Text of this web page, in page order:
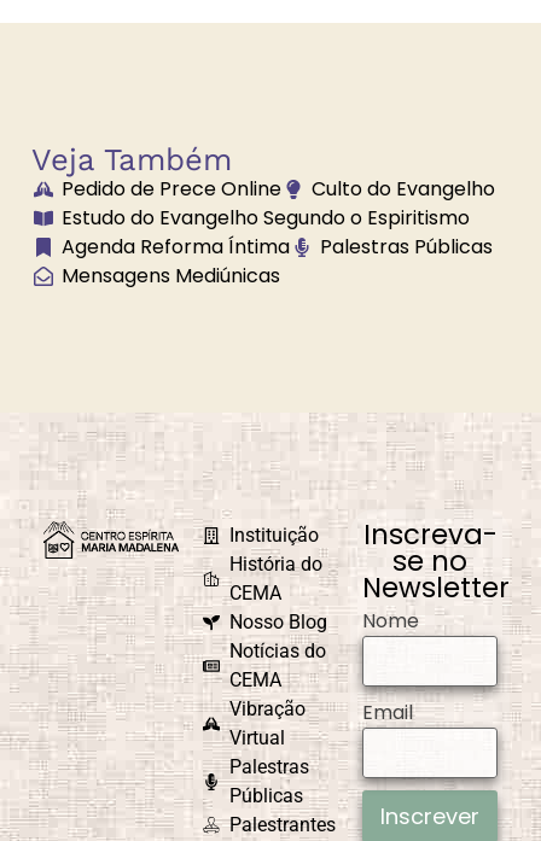
Brilhe a Vossa
Luz
Bússola
Espiritual
Caridade em
Ação
Carnaval
Causa e Efeito
Celebrações e
Comemorações
CEMAD
Combate ao
Egoísmo
Veja Também
Pedido de Prece Online
Culto do Evangelho
Estudo do Evangelho Segundo o Espiritismo
Agenda Reforma Íntima
Palestras Públicas
Mensagens Mediúnicas
Instituição
História do
CEMA
Nosso Blog
Notícias do
CEMA
Vibração
Virtual
Palestras
Públicas
Palestrantes
Inscreva-
se no
Newsletter
Nome
Email
Inscrever